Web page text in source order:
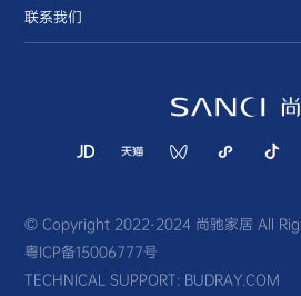
联系我们
© Copyright 2022-2024 尚驰家居 All
粤ICP备15006777号
TECHNICAL SUPPORT: BUDRAY.COM